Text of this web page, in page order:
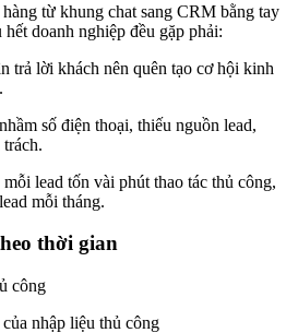
từ khung chat sang CRM bằng tay
doanh nghiệp đều gặp phải:
trả lời khách nên quên tạo cơ hội kinh
số điện thoại, thiếu nguồn lead,
lead tốn vài phút thao tác thủ công,
mỗi tháng.
thời gian
nhập liệu thủ công